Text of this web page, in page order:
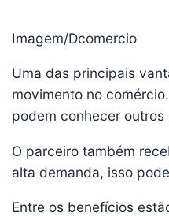
Imagem/Dcomercio
Uma das principais
movimento no
podem conhecer
O parceiro também
alta demanda, isso
Entre os benefícios